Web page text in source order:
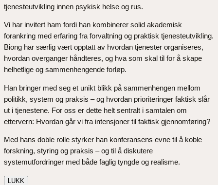
tjenesteutvikling innen psykisk helse og rus.
Vi har invitert ham fordi han kombinerer solid akademisk
forankring med erfaring fra forvaltning og praktisk tjenesteutvikling.
Biong har særlig vært opptatt av hvordan tjenester organiseres,
hvordan overganger håndteres, og hva som skal til for å skape
helhetlige og sammenhengende forløp.
Han bringer med seg et unikt blikk på sammenhengen mellom
politikk, system og praksis – og hvordan prioriteringer faktisk slår
ut i tjenestene. For oss er dette helt sentralt i samtalen om
ettervern: Hvordan går vi fra intensjoner til faktisk gjennomføring?
Med hans doble rolle styrker han konferansens evne til å koble
forskning, styring og praksis – og til å diskutere
systemutfordringer med både faglig tyngde og realisme.
LUKK